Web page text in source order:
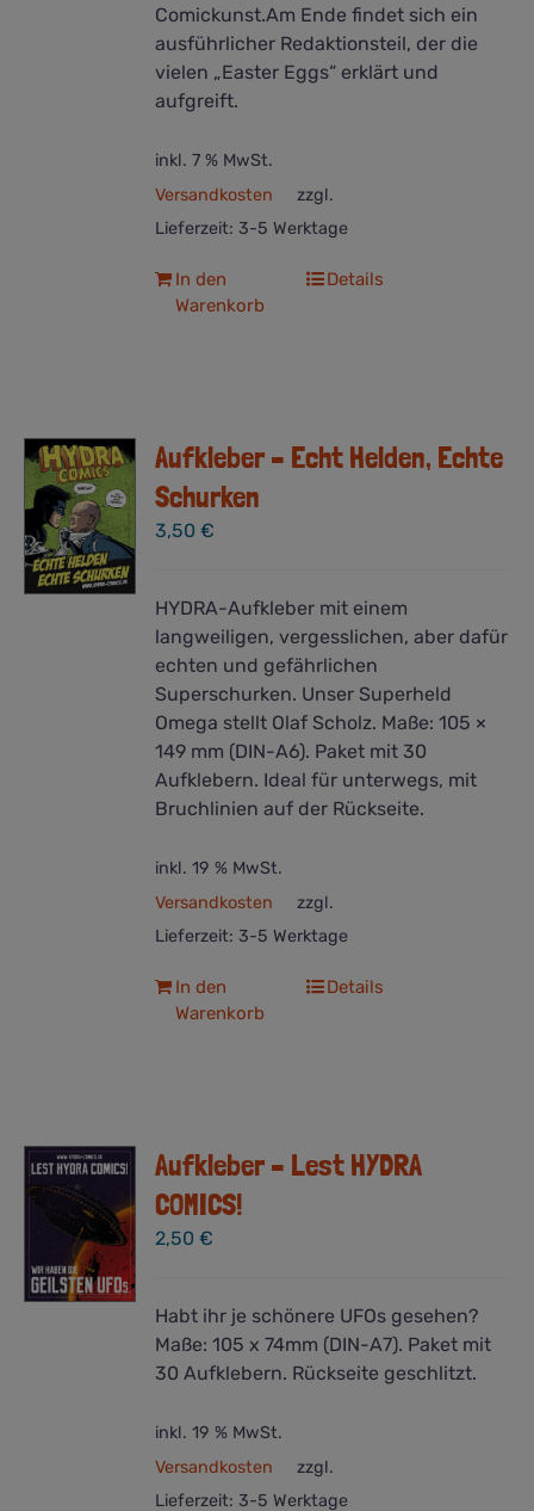
Comickunst.Am Ende findet sich ein
ausführlicher Redaktionsteil, der die
vielen „Easter Eggs“ erklärt und
aufgreift.
inkl. 7 % MwSt.
zzgl.
Versandkosten
Lieferzeit: 3-5 Werktage
In den
Warenkorb
Details
Aufkleber – Echt Helden, Echte
Schurken
3,50€
HYDRA-Aufkleber mit einem
langweiligen, vergesslichen, aber dafür
echten und gefährlichen
Superschurken. Unser Superheld
Omega stellt Olaf Scholz. Maße: 105 ×
149 mm (DIN-A6). Paket mit 30
Aufklebern. Ideal für unterwegs, mit
Bruchlinien auf der Rückseite.
inkl. 19 % MwSt.
zzgl.
Versandkosten
Lieferzeit: 3-5 Werktage
In den
Warenkorb
Details
Aufkleber – Lest HYDRA
COMICS!
2,50€
Habt ihr je schönere UFOs gesehen?
Maße: 105 x 74mm (DIN-A7). Paket mit
30 Aufklebern. Rückseite geschlitzt.
inkl. 19 % MwSt.
zzgl.
Versandkosten
Lieferzeit: 3-5 Werktage